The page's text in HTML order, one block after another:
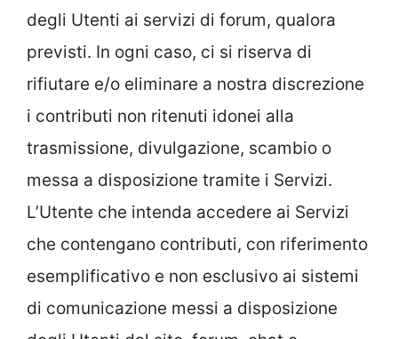
degli Utenti ai servizi di forum, qualora
previsti. In ogni caso, ci si riserva di
rifiutare e/o eliminare a nostra discrezione
i contributi non ritenuti idonei alla
trasmissione, divulgazione, scambio o
messa a disposizione tramite i Servizi.
L’Utente che intenda accedere ai Servizi
che contengano contributi, con riferimento
esemplificativo e non esclusivo ai sistemi
di comunicazione messi a disposizione